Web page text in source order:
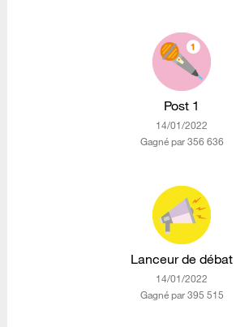
Post 1
‎14/01/2022
Gagné par 356 636
Lanceur de débat
‎14/01/2022
Gagné par 395 515